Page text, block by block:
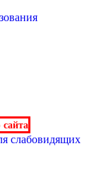
слабовидящих